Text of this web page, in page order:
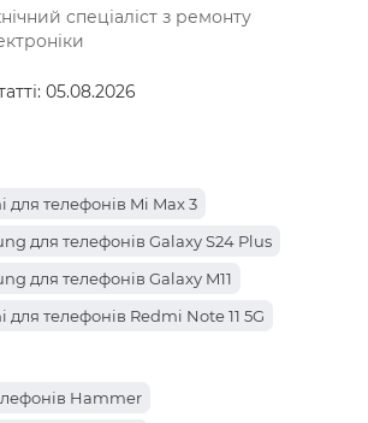
спеціаліст з ремонту
05.08.2026
телефонів Mi Max 3
для телефонів Galaxy S24 Plus
для телефонів Galaxy M11
телефонів Redmi Note 11 5G
телефонів Blade A5 2020
для телефонів Galaxy A6 Plus
Hammer